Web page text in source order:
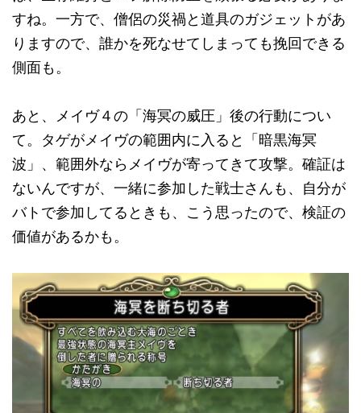
すね。一方で、僧侶の災禍と道具のガジェットがあ
りますので、誰かを死なせてしまっても挽回できる
側面も。
あと、メイヴ４の「海冥の威圧」後の行動につい
て。タゲがメイヴの範囲内に入ると「暗黒海冥
波」、範囲外ならメイヴが寄ってきて攻撃。確証は
ないんですが、一緒に参加した戦士さんも、自分が
バトで参加してるときも、こう思ったので、検証の
価値があるかも。